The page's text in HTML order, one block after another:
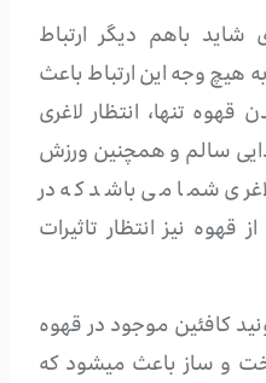
شاید باهم دیگر ارتباط
هیچ وجه این ارتباط باعث
تنها، انتظار لاغری
سالم و همچنین ورزش
شما می باشد که در
قهوه نیز انتظار تاثیرات
کافئین موجود در قهوه
و ساز باعث میشود که